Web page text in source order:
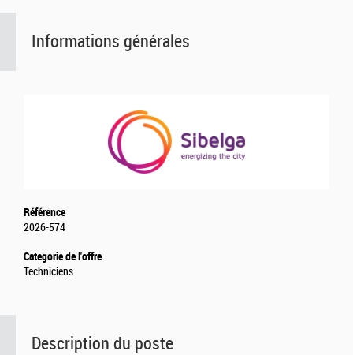
Description du poste
Informations générales
Référence
2026-574
Categorie de l'offre
Techniciens